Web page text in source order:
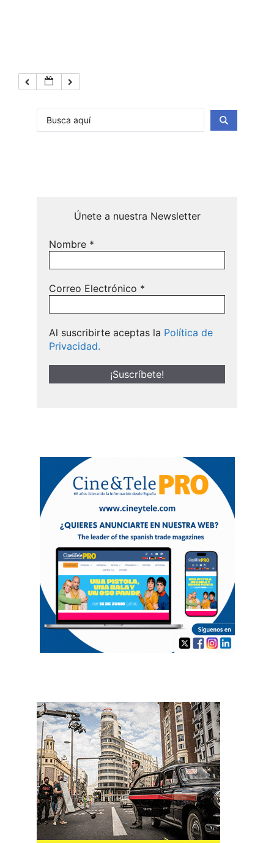
Únete a nuestra Newsletter
Nombre *
Correo Electrónico *
Al suscribirte aceptas la Política de
Privacidad.